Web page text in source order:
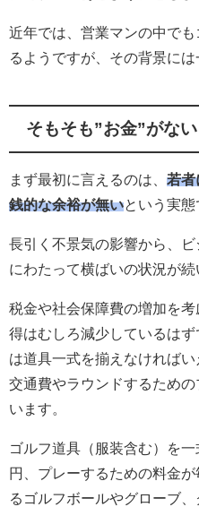
近年では、営業マンの中で
るようですが、その背景に
そもそも”お金”がない
まず最初に言えるのは、 若者
銭的な余裕が無いという実態
長引く不景気の影響から、
にわたって横ばいの状況が続
税金や社会保障費の増加を
得はむしろ減少しているは
は道具一式を揃えなければ
交通費やラウンドするため
います。
ゴルフ道具（服装含む）を
円、プレーするための料金
るゴルフボールやグローブ